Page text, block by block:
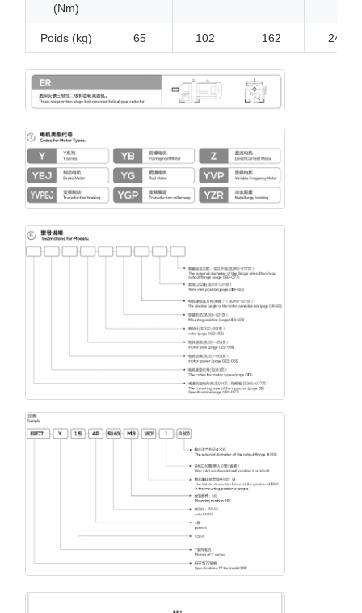
(Nm)
Poids (kg) 65 102 162 248